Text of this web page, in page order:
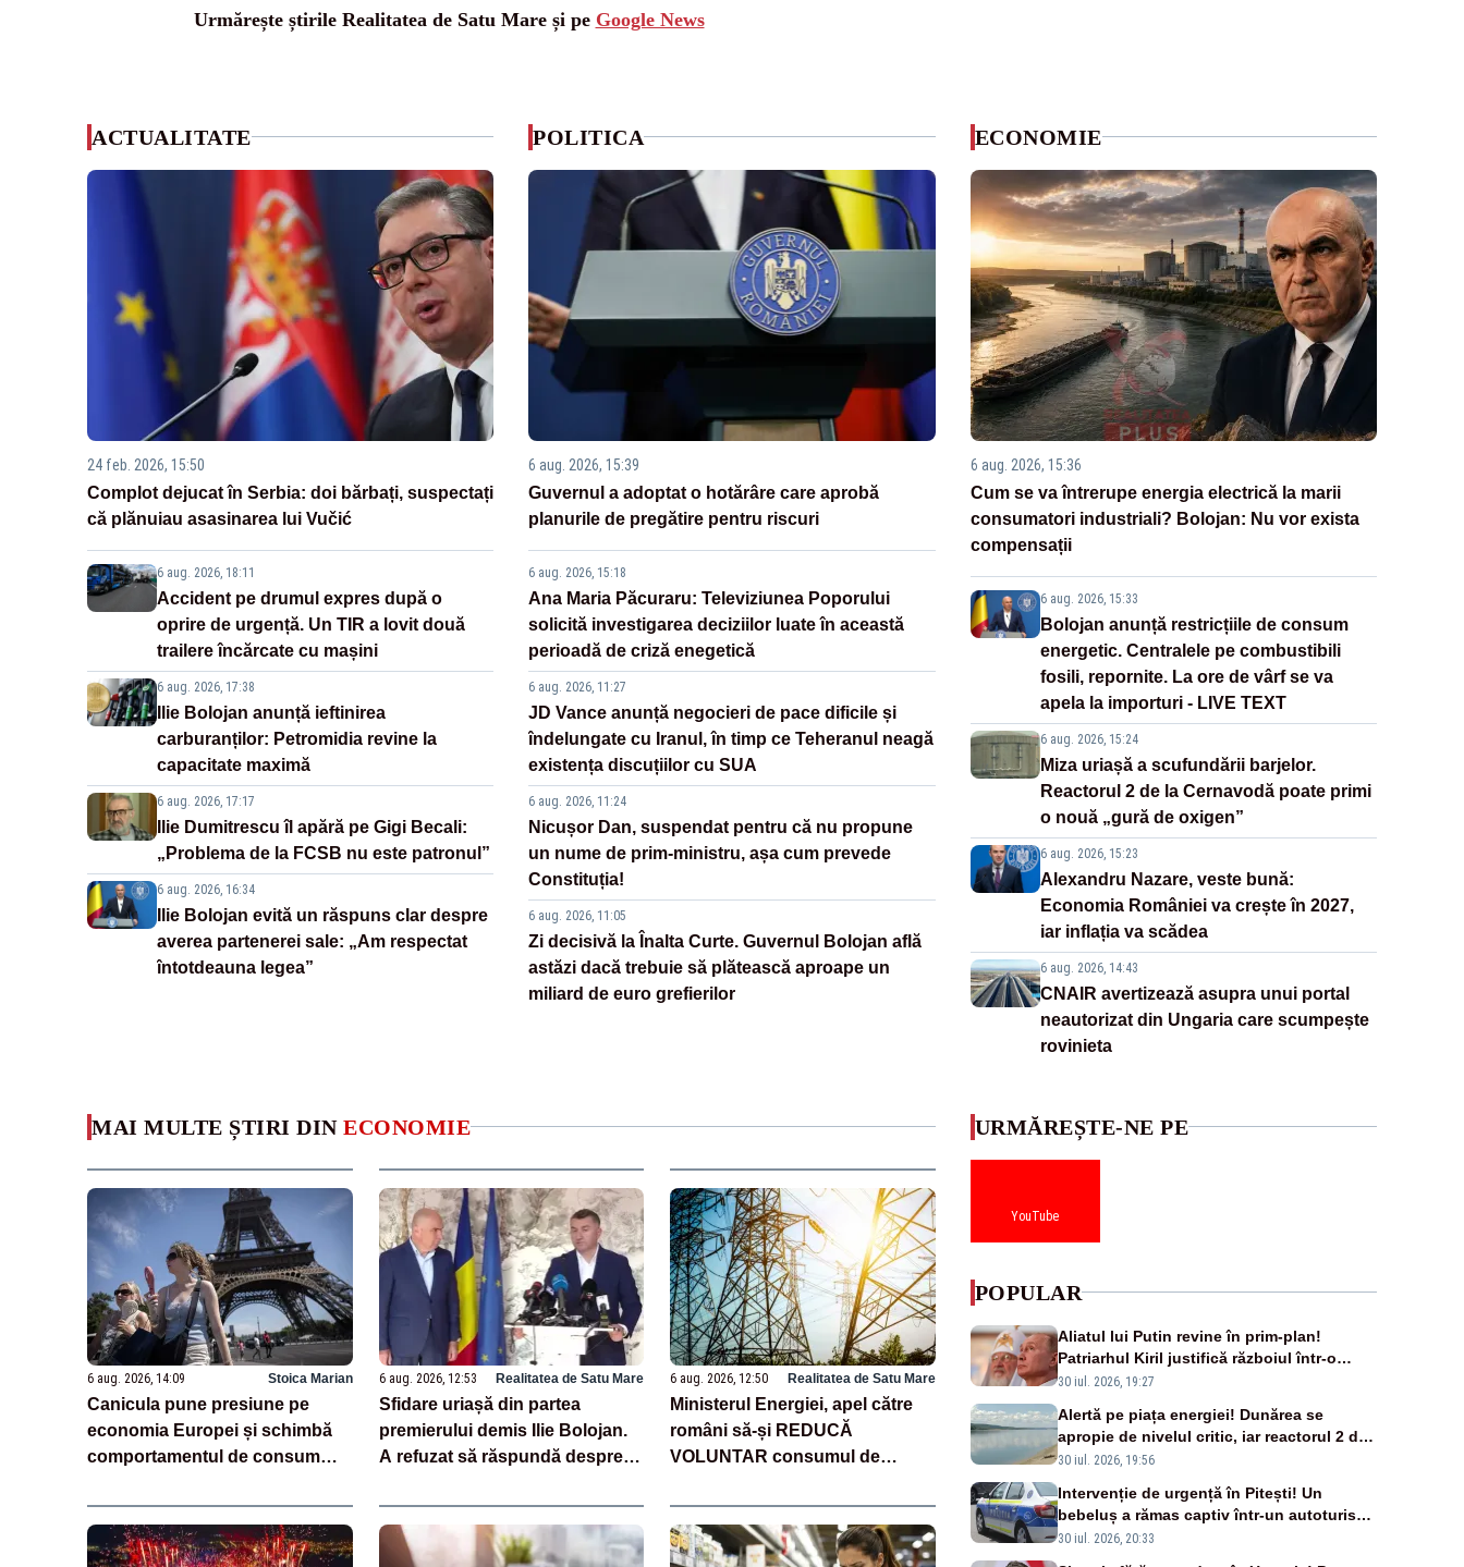
Urmărește știrile Realitatea de Satu Mare și pe Google News
ACTUALITATE
24 feb. 2026, 15:50
Complot dejucat în Serbia: doi bărbați, suspectați
că plănuiau asasinarea lui Vučić
6 aug. 2026, 18:11
Accident pe drumul expres după o
oprire de urgență. Un TIR a lovit două
trailere încărcate cu mașini
6 aug. 2026, 17:38
Ilie Bolojan anunță ieftinirea
carburanților: Petromidia revine la
capacitate maximă
6 aug. 2026, 17:17
Ilie Dumitrescu îl apără pe Gigi Becali:
„Problema de la FCSB nu este patronul”
6 aug. 2026, 16:34
Ilie Bolojan evită un răspuns clar despre
averea partenerei sale: „Am respectat
întotdeauna legea”
POLITICA
6 aug. 2026, 15:39
Guvernul a adoptat o hotărâre care aprobă
planurile de pregătire pentru riscuri
6 aug. 2026, 15:18
Ana Maria Păcuraru: Televiziunea Poporului
solicită investigarea deciziilor luate în această
perioadă de criză enegetică
6 aug. 2026, 11:27
JD Vance anunță negocieri de pace dificile și
îndelungate cu Iranul, în timp ce Teheranul neagă
existența discuțiilor cu SUA
6 aug. 2026, 11:24
Nicușor Dan, suspendat pentru că nu propune
un nume de prim-ministru, așa cum prevede
Constituția!
6 aug. 2026, 11:05
Zi decisivă la Înalta Curte. Guvernul Bolojan află
astăzi dacă trebuie să plătească aproape un
miliard de euro grefierilor
ECONOMIE
6 aug. 2026, 15:36
Cum se va întrerupe energia electrică la marii
consumatori industriali? Bolojan: Nu vor exista
compensații
6 aug. 2026, 15:33
Bolojan anunță restricțiile de consum
energetic. Centralele pe combustibili
fosili, repornite. La ore de vârf se va
apela la importuri - LIVE TEXT
6 aug. 2026, 15:24
Miza uriașă a scufundării barjelor.
Reactorul 2 de la Cernavodă poate primi
o nouă „gură de oxigen”
6 aug. 2026, 15:23
Alexandru Nazare, veste bună:
Economia României va crește în 2027,
iar inflația va scădea
6 aug. 2026, 14:43
CNAIR avertizează asupra unui portal
neautorizat din Ungaria care scumpește
rovinieta
MAI MULTE ȘTIRI DIN ECONOMIE
6 aug. 2026, 14:09 Stoica Marian
Canicula pune presiune pe
economia Europei și schimbă
comportamentul de consum
6 aug. 2026, 12:53 Realitatea de Satu Mare
Sfidare uriașă din partea
premierului demis Ilie Bolojan.
A refuzat să răspundă despre
6 aug. 2026, 12:50 Realitatea de Satu Mare
Ministerul Energiei, apel către
români să-și REDUCĂ
VOLUNTAR consumul de
în ultimele decenii
URMĂREȘTE-NE PE
YouTube
POPULAR
Aliatul lui Putin revine în prim-plan!
Patriarhul Kiril justifică războiul într-o
nouă carte
30 iul. 2026, 19:27
Alertă pe piața energiei! Dunărea se
apropie de nivelul critic, iar reactorul 2 de
la Cernavodă ar putea fi oprit
30 iul. 2026, 19:56
Intervenție de urgență în Pitești! Un
bebeluș a rămas captiv într-un autoturism
din cauza unei defecțiuni
30 iul. 2026, 20:33